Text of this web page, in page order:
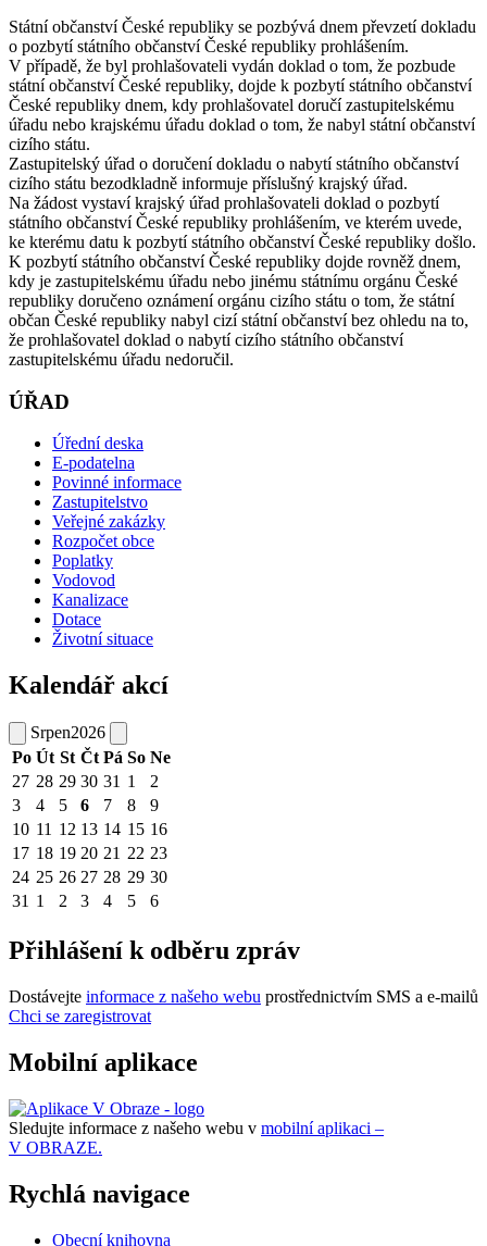
Státní občanství České republiky se pozbývá dnem převzetí dokladu
o pozbytí státního občanství České republiky prohlášením.
V případě, že byl prohlašovateli vydán doklad o tom, že pozbude
státní občanství České republiky, dojde k pozbytí státního občanství
České republiky dnem, kdy prohlašovatel doručí zastupitelskému
úřadu nebo krajskému úřadu doklad o tom, že nabyl státní občanství
cizího státu.
Zastupitelský úřad o doručení dokladu o nabytí státního občanství
cizího státu bezodkladně informuje příslušný krajský úřad.
Na žádost vystaví krajský úřad prohlašovateli doklad o pozbytí
státního občanství České republiky prohlášením, ve kterém uvede,
ke kterému datu k pozbytí státního občanství České republiky došlo.
K pozbytí státního občanství České republiky dojde rovněž dnem,
kdy je zastupitelskému úřadu nebo jinému státnímu orgánu České
republiky doručeno oznámení orgánu cizího státu o tom, že státní
občan České republiky nabyl cizí státní občanství bez ohledu na to,
že prohlašovatel doklad o nabytí cizího státního občanství
zastupitelskému úřadu nedoručil.
ÚŘAD
Úřední deska
E-podatelna
Povinné informace
Zastupitelstvo
Veřejné zakázky
Rozpočet obce
Poplatky
Vodovod
Kanalizace
Dotace
Životní situace
Kalendář akcí
Srpen2026
Po Út St Čt Pá So Ne
27 28 29 30 31 1
2
3
4 5 6 7 8
9
10 11 12 13 14 15 16
17 18 19 20 21 22 23
24 25 26 27 28 29 30
31 1 2 3 4 5 6
Přihlášení k odběru zpráv
Dostávejte informace z našeho webu prostřednictvím SMS a e-mailů
Chci se zaregistrovat
Mobilní aplikace
Sledujte informace z našeho webu v mobilní aplikaci –
V OBRAZE.
Rychlá navigace
Obecní knihovna